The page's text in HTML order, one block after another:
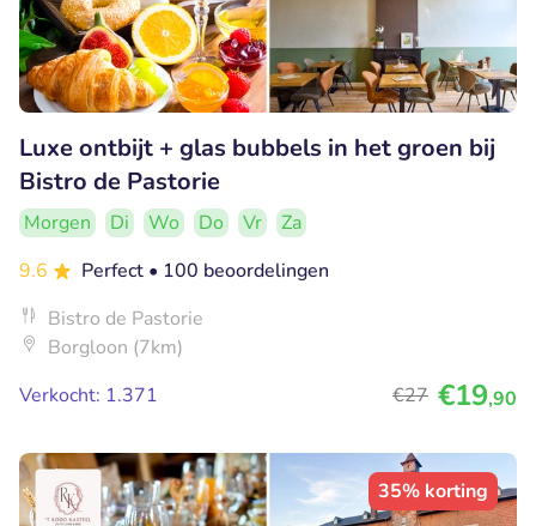
Luxe ontbijt + glas bubbels in het groen bij
Bistro de Pastorie
Morgen Di Wo Do Vr
Za
9.6
Perfect • 100 beoordelingen
Bistro de Pastorie
Borgloon (7km)
Verkocht: 1.371
€27 €19,90
35% korting